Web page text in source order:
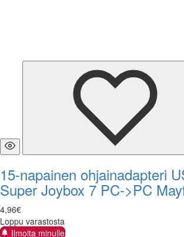
15-napainen ohjainadapteri
Super Joybox 7 PC->PC
4,96€
Loppu varastosta
Ilmoita minulle